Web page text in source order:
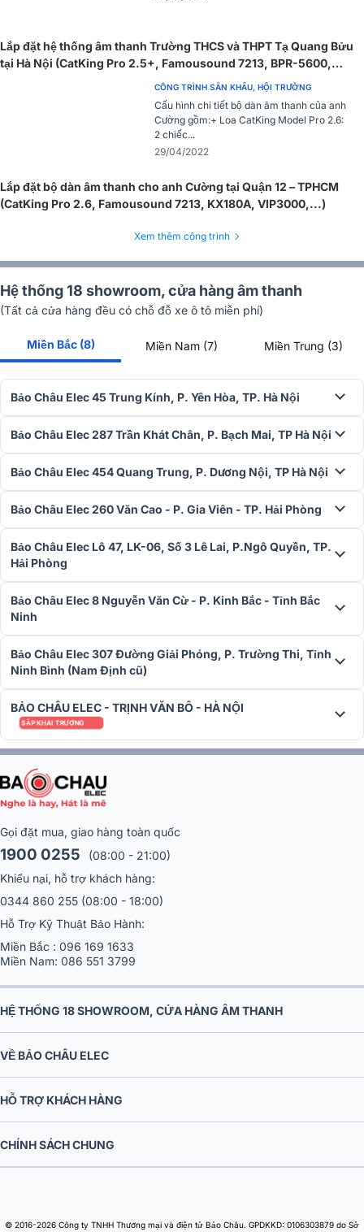
Lắp đặt hệ thống âm thanh Trường THCS và THPT Tạ Quang Bửu
tại Hà Nội (CatKing Pro 2.5+, Famousound 7213, BPR-5600,
CÔNG TRÌNH SÂN KHẤU, HỘI TRƯỜNG
Cấu hình chi tiết bộ dàn âm thanh của anh
Cường gồm:+ Loa CatKing Model Pro 2.6:
2 chiếc...
29/04/2022
Lắp đặt bộ dàn âm thanh cho anh Cường tại Quận 12 – TPHCM
(CatKing Pro 2.6, Famousound 7213, KX180A, VIP3000,...)
Xem thêm công trình
Hệ thống 18 showroom, cửa hàng âm thanh
(Tất cả cửa hàng đều có chỗ đỗ xe ô tô miễn phí)
Miền Bắc (8) Miền Nam (7) Miền Trung (3)
Bảo Châu Elec 45 Trung Kính, P. Yên Hòa, TP. Hà Nội
Bảo Châu Elec 287 Trần Khát Chân, P. Bạch Mai, TP Hà Nội
Bảo Châu Elec 454 Quang Trung, P. Dương Nội, TP Hà Nội
Bảo Châu Elec 260 Văn Cao - P. Gia Viên - TP. Hải Phòng
Bảo Châu Elec Lô 47, LK-06, Số 3 Lê Lai, P.Ngô Quyền, TP.
Hải Phòng
Bảo Châu Elec 8 Nguyễn Văn Cừ - P. Kinh Bắc - Tỉnh Bắc
Ninh
Bảo Châu Elec 307 Đường Giải Phóng, P. Trường Thi, Tỉnh
Ninh Bình (Nam Định cũ)
BẢO CHÂU ELEC - TRỊNH VĂN BÔ - HÀ NỘI
SẮP KHAI TRƯƠNG
Gọi đặt mua, giao hàng toàn quốc
1900 0255
(08:00 - 21:00)
Khiếu nại, hỗ trợ khách hàng:
0344 860 255 (08:00 - 18:00)
Hỗ Trợ Kỹ Thuật Bảo Hành:
Miền Bắc : 096 169 1633
Miền Nam: 086 551 3799
HỆ THỐNG 18 SHOWROOM, CỬA HÀNG ÂM THANH
VỀ BẢO CHÂU ELEC
HỖ TRỢ KHÁCH HÀNG
CHÍNH SÁCH CHUNG
© 2016-2026 Công ty TNHH Thương mại và điện tử Bảo Châu. GPDKKD: 0106303879 do Sở